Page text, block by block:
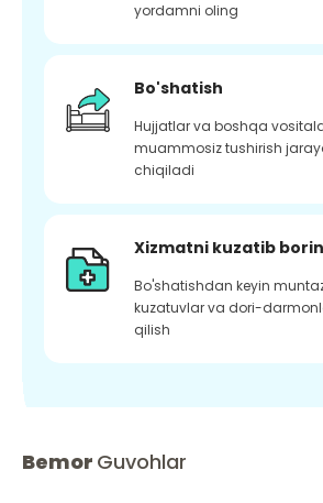
yordamni oling
Bo'shatish
Hujjatlar va boshqa
muammosiz tushirish
chiqiladi
Xizmatni kuzatib
Bo'shatishdan keyin
kuzatuvlar va dori-
qilish
Bemor Guvohlar